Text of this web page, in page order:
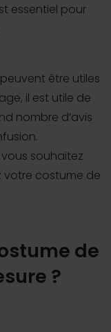
essentiel pour
être utiles
il est utile de
nombre d’avis
souhaitez
votre costume de
de
?